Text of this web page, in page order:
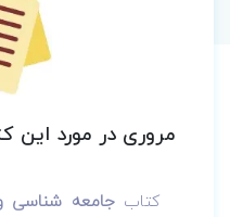
مروری در مورد این
کتابجامعه شناسی